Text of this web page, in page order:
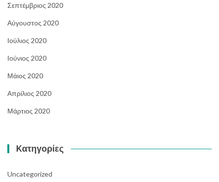
Σεπτέμβριος 2020
Αύγουστος 2020
Ιούλιος 2020
Ιούνιος 2020
Μάιος 2020
Απρίλιος 2020
Μάρτιος 2020
Kατηγορίες
Uncategorized